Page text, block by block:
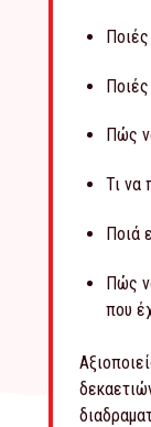
Πώς
Τι να
Ποιά
Πώς
που